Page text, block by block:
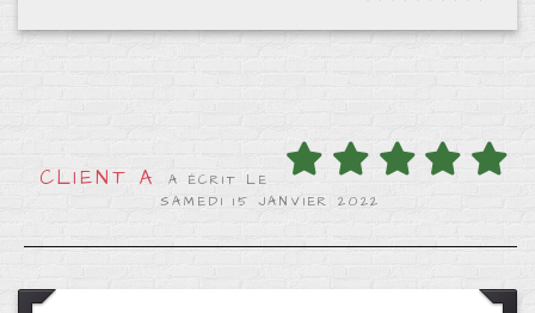
CLIENT A
A ÉCRIT LE
SAMEDI 15 JANVIER 2022